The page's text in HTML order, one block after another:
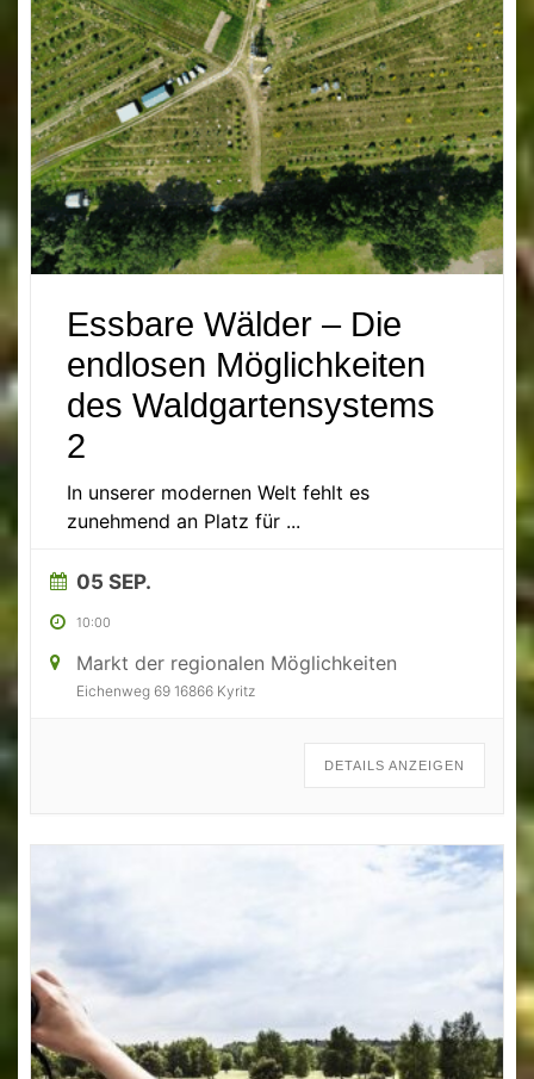
Essbare Wälder – Die
endlosen Möglichkeiten
des Waldgartensystems
2
In unserer modernen Welt fehlt es
zunehmend an Platz für ...
05 SEP.
10:00
Markt der regionalen Möglichkeiten
Eichenweg 69 16866 Kyritz
DETAILS ANZEIGEN